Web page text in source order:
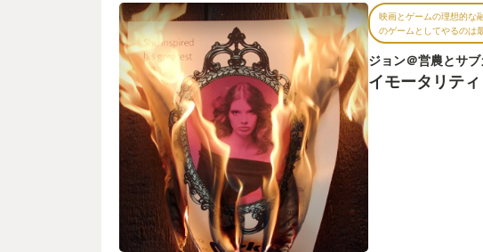
映画とゲームの理想的な
のゲームとしてやるのは
ジョン＠営農とサ
イモータリティ